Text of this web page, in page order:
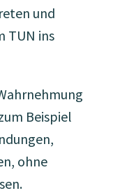
und
TUN ins
Beispiel
ohne